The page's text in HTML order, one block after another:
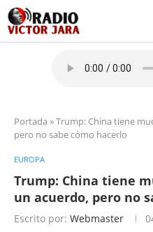
Portada »Trump: China tiene
pero no sabe cómo hacerlo
EUROPA
Trump: China tiene
un acuerdo, pero no
Escrito por: Webmaster